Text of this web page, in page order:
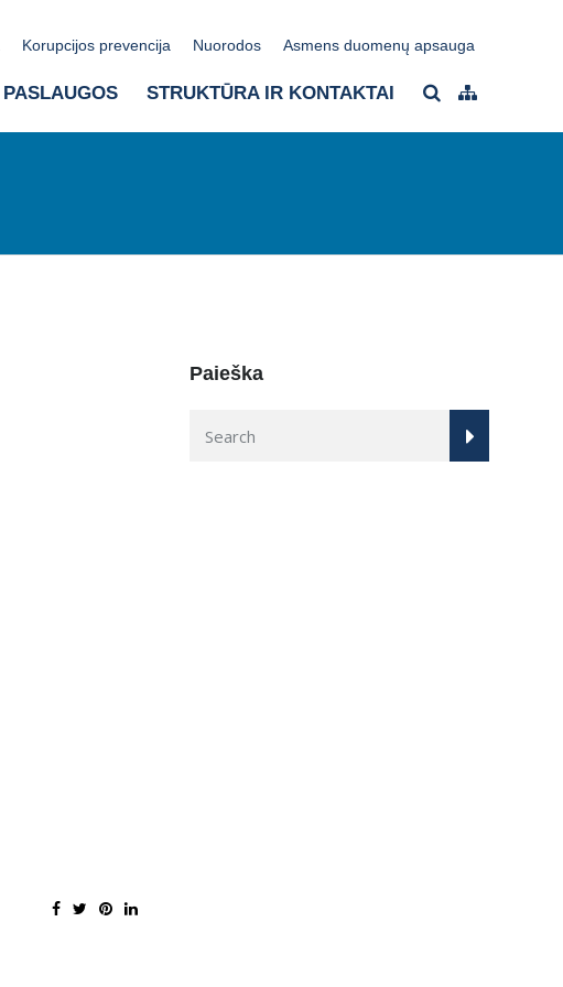
Korupcijos prevencija Nuorodos Asmens duomenų apsauga
PASLAUGOS STRUKTŪRA IR KONTAKTAI
Paieška